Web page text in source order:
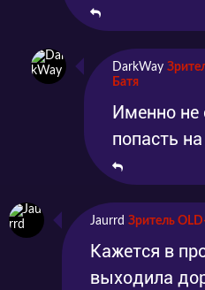
DarkWay
Батя
Именно не
попасть
Jaurrd Зритель
Кажется в
выходила